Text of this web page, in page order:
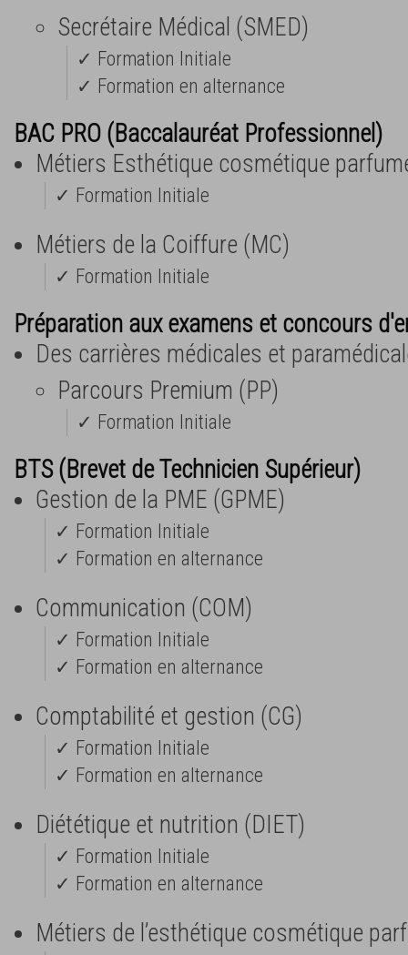
Secrétaire Médical (SMED)
✓ Formation Initiale
✓ Formation en alternance
BAC PRO (Baccalauréat Professionnel)
Métiers Esthétique cosmétique
✓ Formation Initiale
Métiers de la Coiffure (MC)
✓ Formation Initiale
Préparation aux examens et concours
Des carrières médicales et
Parcours Premium (PP)
✓ Formation Initiale
BTS (Brevet de Technicien Supérieur)
Gestion de la PME (GPME)
✓ Formation Initiale
✓ Formation en alternance
Communication (COM)
✓ Formation Initiale
✓ Formation en alternance
Comptabilité et gestion (CG)
✓ Formation Initiale
✓ Formation en alternance
Diététique et nutrition (DIET)
✓ Formation Initiale
✓ Formation en alternance
Métiers de l’esthétique cosmétique